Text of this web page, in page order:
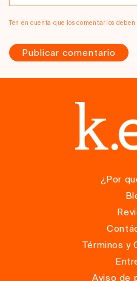
Ten en cuenta que los comentarios
¿Por
Términos y
Aviso de